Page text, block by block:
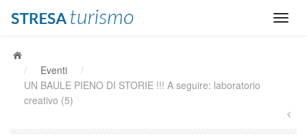
/ Eventi
/
UN BAULE PIENO DI STORIE !!! A seguire: laboratorio
creativo (5)